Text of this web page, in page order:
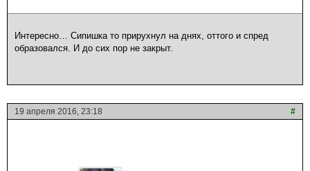
Интересно… Сипишка то прирухнул на днях, оттого и спред
образовался. И до сих пор не закрыт.
19 апреля 2016, 23:18 #